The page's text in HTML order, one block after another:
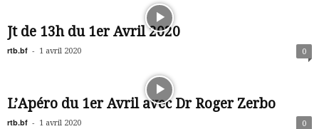
Jt de 13h du 1er Avril 2020
rtb.bf - 1 avril 2020 0
L’Apéro du 1er Avril avec Dr Roger Zerbo
rtb.bf - 1 avril 2020 0